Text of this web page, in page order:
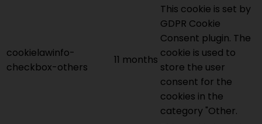
cookielawinfo-
checkbox-others
11 months
This cookie is set by
GDPR Cookie
Consent plugin. The
cookie is used to
store the user
consent for the
cookies in the
category "Other.